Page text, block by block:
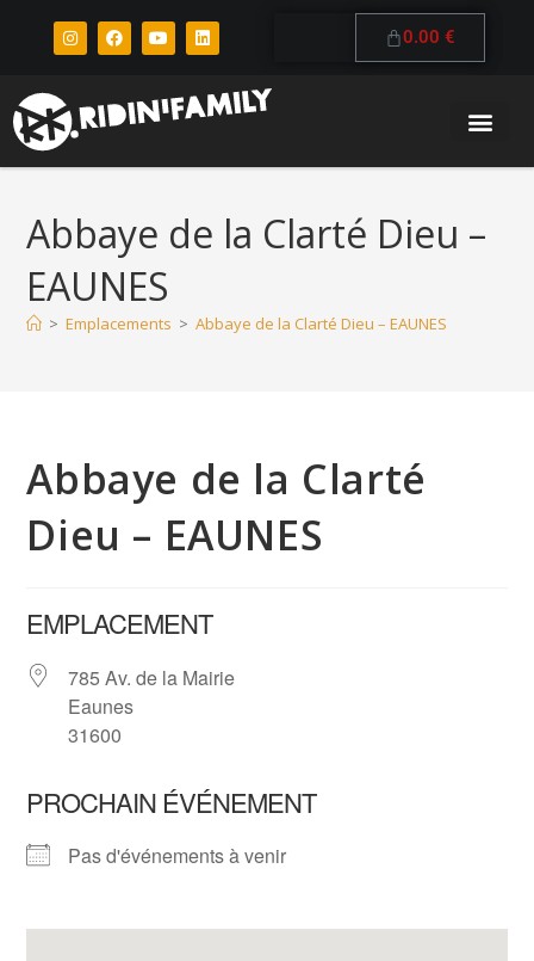
0.00 €
Abbaye de la Clarté Dieu –
EAUNES
> Emplacements > Abbaye de la Clarté Dieu – EAUNES
Abbaye de la Clarté
Dieu – EAUNES
EMPLACEMENT
785 Av. de la Mairie
Eaunes
31600
PROCHAIN ÉVÉNEMENT
Pas d'événements à venir